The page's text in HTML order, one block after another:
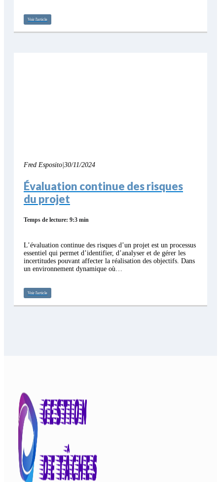
Voir l'article
Fred Esposito 30/11/2024
Évaluation continue des risques
du projet
Temps de lecture: 9:3 min
L’évaluation continue des risques d’un projet est un processus
essentiel qui permet d’identifier, d’analyser et de gérer les
incertitudes pouvant affecter la réalisation des objectifs. Dans
un environnement dynamique où…
Voir l'article